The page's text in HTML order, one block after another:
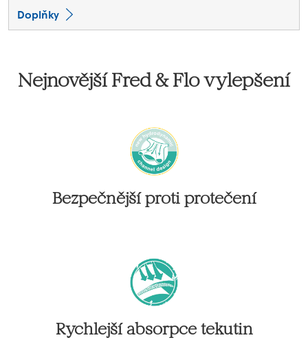
Doplňky
Nejnovější Fred & Flo vylepšení
Bezpečnější proti protečení
Rychlejší absorpce tekutin